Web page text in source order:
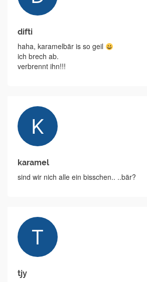
difti
haha, karamelbär is so geil
ich brech ab.
verbrennt ihn!!!
karamel
sind wir nich alle ein bisschen.. ..bär?
tjy